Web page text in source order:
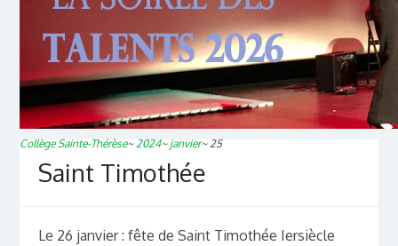
Collège Sainte-Thérèse~ 2024~ janvier~ 25
Saint Timothée
Le 26 janvier : fête de Saint Timothée Iersiècle